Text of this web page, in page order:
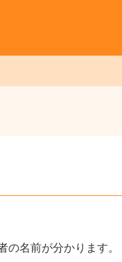
名前が分かります。